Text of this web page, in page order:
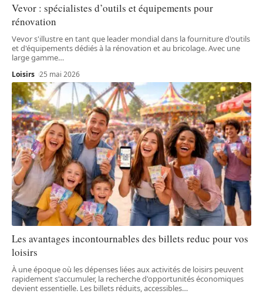
Vevor : spécialistes d’outils et équipements pour
rénovation
Vevor s'illustre en tant que leader mondial dans la fourniture d'outils
et d'équipements dédiés à la rénovation et au bricolage. Avec une
large gamme…
Loisirs 25 mai 2026
Les avantages incontournables des billets reduc pour vos
loisirs
À une époque où les dépenses liées aux activités de loisirs peuvent
rapidement s'accumuler, la recherche d'opportunités économiques
devient essentielle. Les billets réduits, accessibles…